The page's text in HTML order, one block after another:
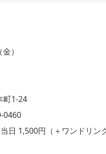
）
町1-24
0460
日 1,500円（＋ワンドリン